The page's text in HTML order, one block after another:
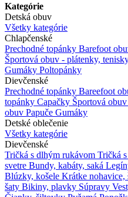
Kategórie
Detská obuv
Všetky kategórie
Chlapčenské
Prechodné topánky Barefoot
Športová obuv - plátenky,
Gumáky Poltopánky
Dievčenské
Prechodné topánky Bareefoot
topánky Capačky Športová
obuv Papuče Gumáky
Detské oblečenie
Všetky kategórie
Dievčenské
Tričká s dlhým rukávom Tričká
svetre Bundy, kabáty, saká
Blúzky, košele Krátke nohavice,
šaty Bikiny, plavky Súpravy